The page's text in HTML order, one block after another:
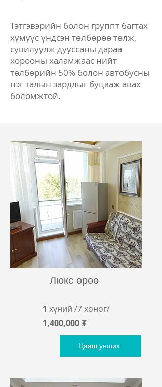
Тэтгэвэрийн болон группт багтах
хүмүүс үндсэн төлбөрөө төлж,
сувилуулж дууссаны дараа
хорооны халамжаас нийт
төлбөрийн 50% болон автобусны
нэг талын зардлыг буцааж авах
боломжтой.
Люкс өрөө
1 хүний /7хоног/
1,400,000 ₮
Цааш унших